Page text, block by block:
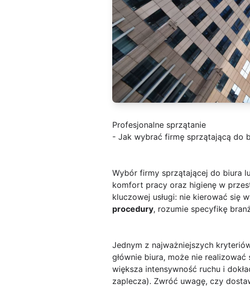
Profesjonalne sprzątanie
- Jak wybrać firmę sprzątającą do
Wybór firmy sprzątającej do biura
komfort pracy oraz higienę w
kluczowej usługi: nie kierować się
procedury, rozumie specyfikę
Jednym z najważniejszych
głównie biura, może nie
większa intensywność ruchu i
zaplecza). Zwróć uwagę, czy